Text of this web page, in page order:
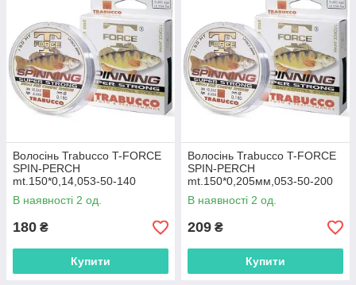
Волосінь Trabucco T-FORCE
SPIN-PERCH
mt.150*0,14,053-50-140
В наявності 2 од.
180 ₴
Купити
Волосінь Trabucco T-FORCE
SPIN-PERCH
mt.150*0,205мм,053-50-200
В наявності 2 од.
209 ₴
Купити